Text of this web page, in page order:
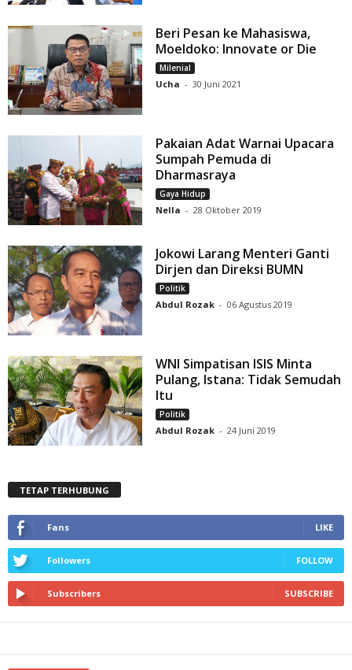
Beri Pesan ke Mahasiswa,
Moeldoko: Innovate or Die
Milenial
Ucha - 30 Juni 2021
Pakaian Adat Warnai Upacara
Sumpah Pemuda di
Dharmasraya
Gaya Hidup
Nella - 28 Oktober 2019
Jokowi Larang Menteri Ganti
Dirjen dan Direksi BUMN
Politik
Abdul Rozak - 06 Agustus 2019
WNI Simpatisan ISIS Minta
Pulang, Istana: Tidak Semudah
Itu
Politik
Abdul Rozak - 24 Juni 2019
TETAP TERHUBUNG
Fans LIKE
Followers FOLLOW
Subscribers SUBSCRIBE